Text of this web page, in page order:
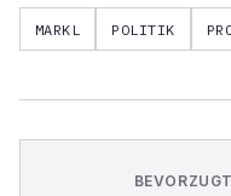
MARKL POLITIK